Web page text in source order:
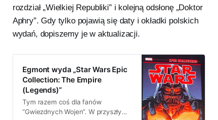
rozdział „Wielkiej Republiki” i kolejną odsłonę „Doktor
Aphry”. Gdy tylko pojawią się daty i okładki polskich
wydań, dopiszemy je w aktualizacji.
Egmont wyda „Star Wars Epic
Collection: The Empire
(Legends)”
Tym razem coś dla fanów
“Gwiezdnych Wojen”. W przyszłym